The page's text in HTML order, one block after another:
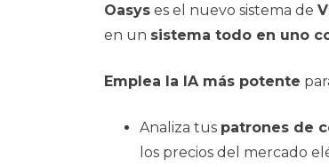
Oasys es el nuevo sistema de
en un sistema todo en uno
Emplea la IA más potente
Analiza tus patrones de
los precios del mercado